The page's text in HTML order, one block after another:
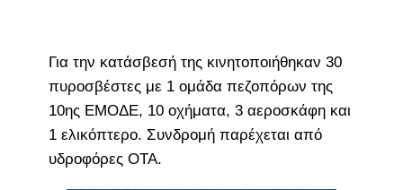
Για την κατάσβεσή της κινητοποιήθηκαν 30
πυροσβέστες με 1 ομάδα πεζοπόρων της
10ης ΕΜΟΔΕ, 10 οχήματα, 3 αεροσκάφη και
1 ελικόπτερο. Συνδρομή παρέχεται από
υδροφόρες ΟΤΑ.